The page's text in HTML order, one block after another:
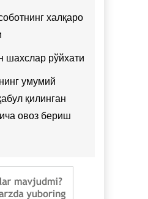
халқаро
рўйхати
умумий
қилинган
овоз бериш